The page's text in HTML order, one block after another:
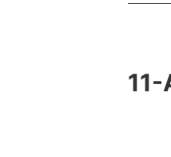
11-